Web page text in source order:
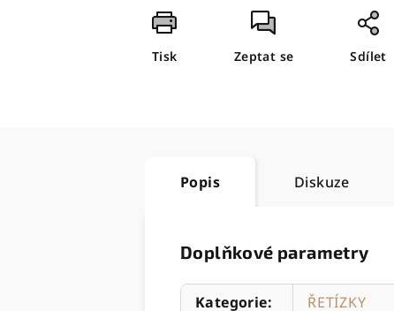
Tisk Zeptat se Sdílet
Popis Diskuze
Doplňkové parametry
Kategorie:
ŘETÍZKY